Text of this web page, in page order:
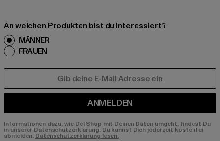
An welchen Produkten bist du interessiert?
MÄNNER
FRAUEN
ANMELDEN
Informationen dazu, wie DefShop mit Deinen Daten umgeht, findest Du
in unserer Datenschutzerklärung. Du kannst Dich jederzeit kostenfei
abmelden. Datenschutzerklärung lesen.